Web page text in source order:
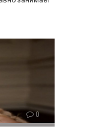
0